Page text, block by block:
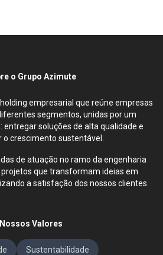
o Grupo Azimute
empresarial que reúne empresas
segmentos, unidas por um
soluções de alta qualidade e
o crescimento sustentável.
de atuação no ramo da engenharia
que transformam ideias em
a satisfação dos nossos clientes.
Nossos Valores
Sustentabilidade